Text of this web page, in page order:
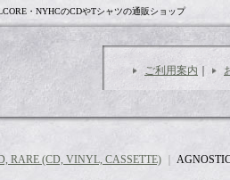
・NYHCのCDやTシャツの通販ショップ
ご利用案内
RARE (CD, VINYL, CASSETTE)